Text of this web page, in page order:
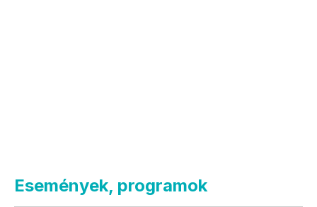
Események, programok